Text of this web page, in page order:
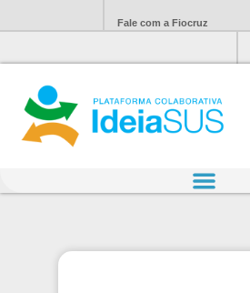
Fale com a Fiocruz